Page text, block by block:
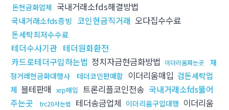
돈현금화업체 국내거래소fds해결방법
국내거래소fds증빙 코인현금직거래 오다집수수료
돈세탁최저수수료
테더수사기관 테더원화환전
카드로테더구입하는법 정치자금현금화방법 이더리움파는곳
재
정거래현금화대행사
테더코인판매함 이더리움매입 검돈세탁업
체 블테판매 xrp매입 트론리플코인전송 국내거래소fds뚫어
주는곳
trc20사는법 테더송금업체 이더리움구입대행 이더리움